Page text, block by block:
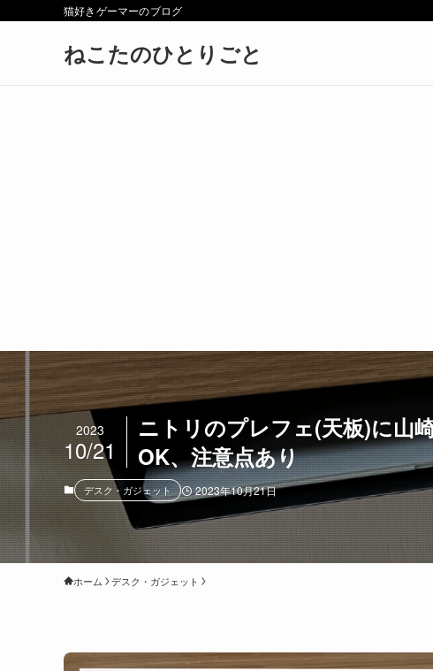
猫好きゲーマーのブログ
ねこたのひとりごと
ニトリのプレフェ(天板)に山
OK、注意点あり
2023
10/21
デスク・ガジェット 2023年10月21日
ホーム デスク・ガジェット